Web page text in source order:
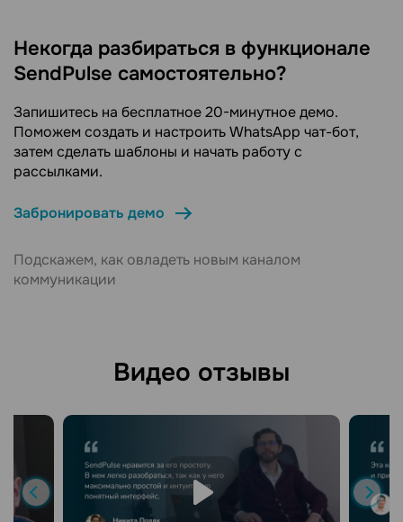
Некогда разбираться в функционале
SendPulse самостоятельно?
Запишитесь на бесплатное 20-минутное демо.
Поможем создать и настроить WhatsApp чат-бот,
затем сделать шаблоны и начать работу с
рассылками.
Забронировать демо
Подскажем, как овладеть новым каналом
коммуникации
Видео отзывы